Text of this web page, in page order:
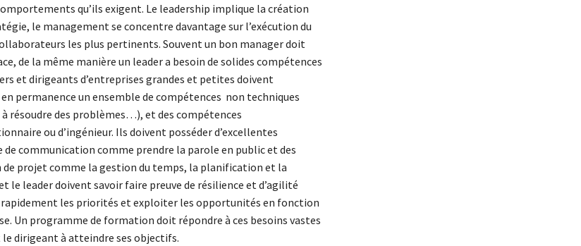
qu’ils exigent. Le leadership implique la création
le management se concentre davantage sur l’exécution du
les plus pertinents. Souvent un bon manager doit
de la même manière un leader a besoin de solides compétences
et dirigeants d’entreprises grandes et petites doivent
permanence un ensemble de compétences non techniques
résoudre des problèmes…), et des compétences
ou d’ingénieur. Ils doivent posséder d’excellentes
communication comme prendre la parole en public et des
projet comme la gestion du temps, la planification et la
le leader doivent savoir faire preuve de résilience et d’agilité
rapidement les priorités et exploiter les opportunités en fonction
Un programme de formation doit répondre à ces besoins vastes
dirigeant à atteindre ses objectifs.